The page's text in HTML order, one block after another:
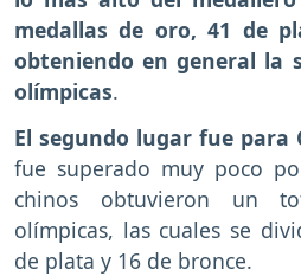
medallas de oro, 41 de
obteniendo en general la
olímpicas.
El segundo lugar fue para
fue superado muy poco
chinos obtuvieron un
olímpicas, las cuales se
de plata y 16 de bronce.